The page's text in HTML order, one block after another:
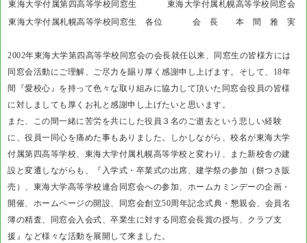
東海大学付属第四高等学校同窓生
東海大学付属札幌高等学校同窓会
東海大学付属札幌高等学校同窓生 各位
会 長 本 間 雅 実
2002年東海大学第四高等学校同窓会の会長就任以来、同窓生の皆様方には
同窓会活動にご理解、ご尽力を賜り厚く感謝申し上げます。そして、18年
間『愛校心』を持って色々な取り組みに協力して頂いた同窓会役員の皆様
に対しましても厚くお礼と感謝申し上げたいと思います。
また、この間一緒に苦労を共にした役員３名のご逝去という悲しい経験
に、役員一同心を痛めた事もありました。しかしながら、校名が東海大学
付属第四高等学校、東海大学付属札幌高等学校と変わり、また新校舎の建
設と変遷しながらも、『入学式・卒業式の出席、建学祭の参加（餅つき販
売）、東海大学高等学校連合同窓会への参加、ホームカミンデーの企画・
開催、ホームページの開設、同窓会創立50周年記念式典・懇親会、会員名
簿の精査、同窓会入会式、卒業生に対する同窓会長賞の授与、クラブ支
援』など様々な活動を展開して来ました。